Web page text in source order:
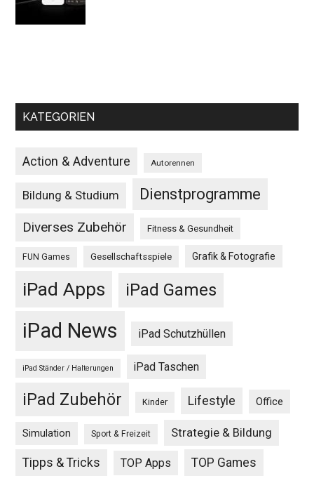
KATEGORIEN
Action & Adventure Autorennen
Bildung & Studium Dienstprogramme
Diverses Zubehör Fitness & Gesundheit
FUN Games Gesellschaftsspiele Grafik & Fotografie
iPad Apps iPad Games
iPad News iPad Schutzhüllen
iPad Ständer / Halterungen iPad Taschen
iPad Zubehör Kinder Lifestyle Office
Simulation Sport & Freizeit Strategie & Bildung
Tipps & Tricks TOP Apps TOP Games